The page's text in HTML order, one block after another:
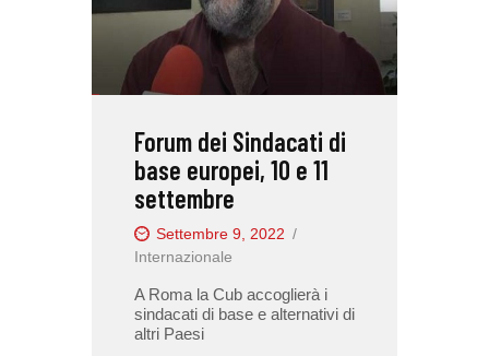
Forum dei Sindacati di
base europei, 10 e 11
settembre
Settembre 9, 2022
Internazionale
A Roma la Cub accoglierà i
sindacati di base e alternativi di
altri Paesi